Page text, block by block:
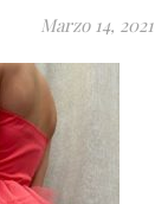
Marzo 14, 2021